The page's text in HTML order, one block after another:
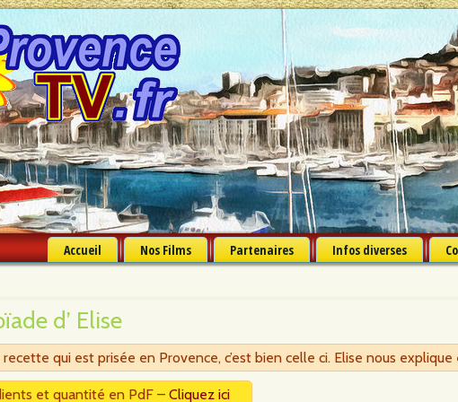
Accueil Nos Films Partenaires Infos diverses
d’ Elise
qui est prisée en Provence, c’est bien celle ci. Elise nous
et quantité en PdF – Cliquez ici